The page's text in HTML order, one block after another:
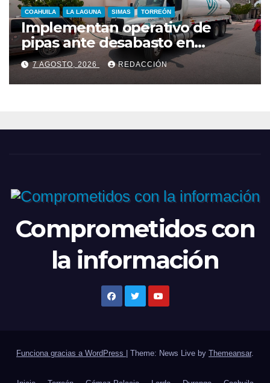
COAHUILA LA LAGUNA SIMAS TORREÓN
Implementan operativo de
pipas ante desabasto en
Torreón
7 AGOSTO, 2026 REDACCIÓN
Comprometidos con
la información
Funciona gracias a WordPress | Theme: News Live by Themeansar.